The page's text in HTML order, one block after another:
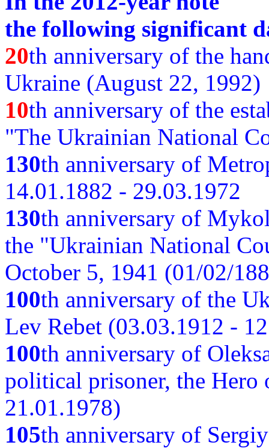
the following significant
20th anniversary of the
Ukraine (August 22, 1992)
10th anniversary of the
"The Ukrainian National
130th anniversary of
14.01.1882 - 29.03.1972
130th anniversary of
the "Ukrainian National
October 5, 1941 (01/02/
100th anniversary of the
Lev Rebet (03.03.1912 -
100th anniversary of
political prisoner, the
21.01.1978)
105th anniversary of